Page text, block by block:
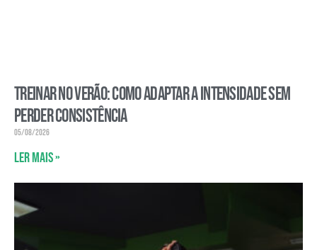
Treinar no verão: como adaptar a intensidade sem
perder consistência
05/08/2026
Ler mais »